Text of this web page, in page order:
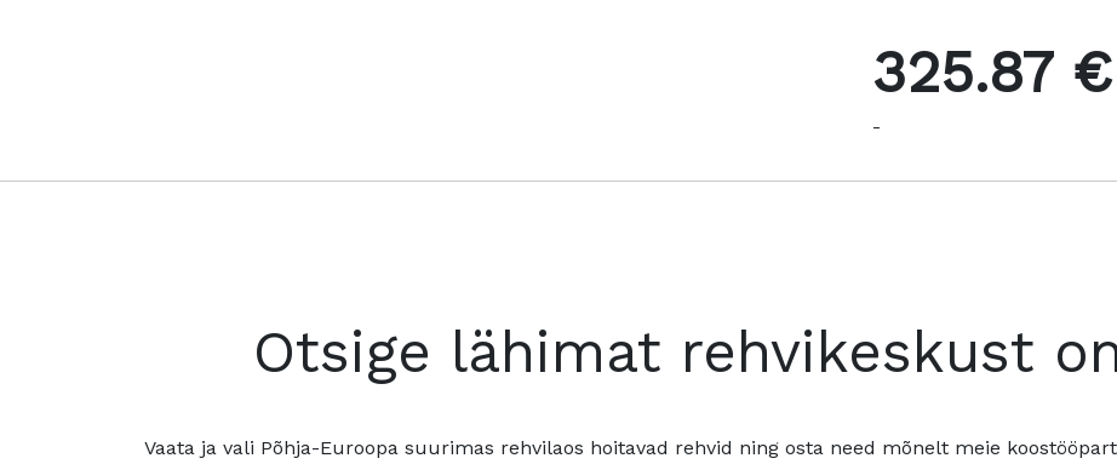
325.87 €
-
Otsige lähimat rehvikeskust
Vaata ja vali Põhja-Euroopa suurimas rehvilaos hoitavad rehvid ning osta need mõnelt meie